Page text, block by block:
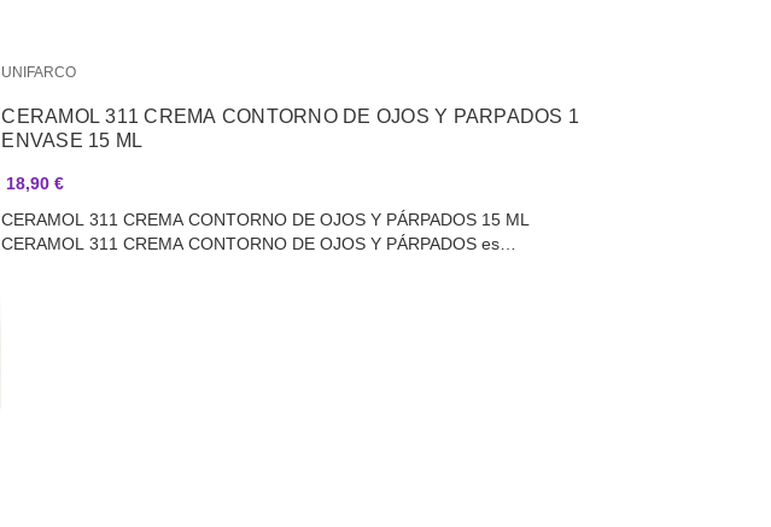
UNIFARCO
CERAMOL 311 CREMA CONTORNO DE OJOS Y PARPADOS 1
ENVASE 15 ML
18,90 €
CERAMOL 311 CREMA CONTORNO DE OJOS Y PÁRPADOS 15 ML
CERAMOL 311 CREMA CONTORNO DE OJOS Y PÁRPADOS es…